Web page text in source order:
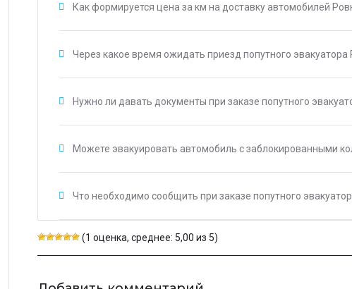
Как формируется цена за км на доставку автомобилей
Через какое время ожидать приезд попутного эвакуатора
Нужно ли давать документы при заказе попутного
Можете эвакуировать автомобиль с заблокированными
Что необходимо сообщить при заказе попутного
(1 оценка, среднее: 5,00 из 5)